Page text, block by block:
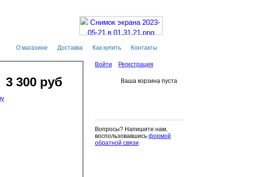
О магазине Доставка Как купить Контакты
Войти Регистрация
Ваша корзина пуста
Вопросы? Напишите нам,
воспользовавшись формой
обратной связи
3 300 руб